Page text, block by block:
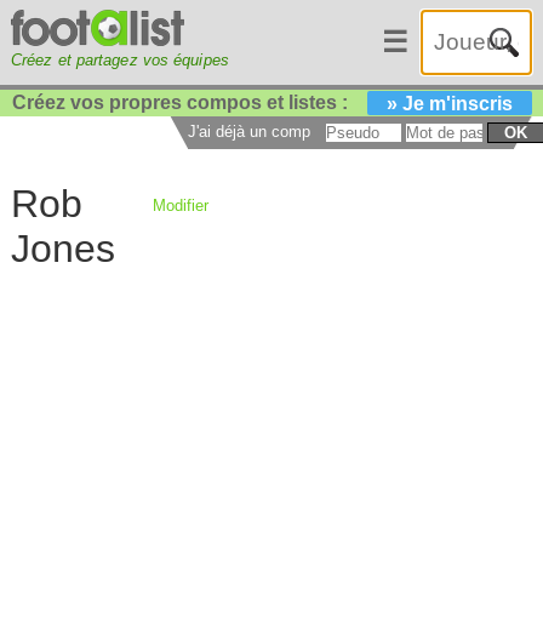
Créez et partagez vos équipes
☰
Créez vos propres compos et listes : » Je m'inscris
J'ai déjà un compte : OK
Rob
Jones
Modifier